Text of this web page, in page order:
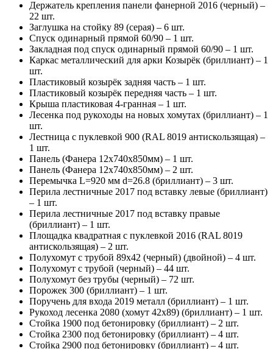
Держатель крепления панели фанерной 2016 (черный) –
22 шт.
Заглушка на стойку 89 (серая) – 6 шт.
Спуск одинарный прямой 60/90 – 1 шт.
Закладная под спуск одинарный прямой 60/90 – 1 шт.
Каркас металлический для арки Козырёк (бриллиант) – 1
шт.
Пластиковый козырёк задняя часть – 1 шт.
Пластиковый козырёк передняя часть – 1 шт.
Крыша пластиковая 4-гранная – 1 шт.
Лесенка под рукоходы на новых хомутах (бриллиант) – 1
шт.
Лестница с пуклевкой 900 (RAL 8019 антискользящая) –
1 шт.
Панель (Фанера 12х740х850мм) – 1 шт.
Панель (Фанера 12х740х850мм) – 2 шт.
Перемычка L=920 мм d=26.8 (бриллиант) – 3 шт.
Перила лестничные 2017 под вставку левые (бриллиант)
– 1 шт.
Перила лестничные 2017 под вставку правые
(бриллиант) – 1 шт.
Площадка квадратная с пуклевкой 2016 (RAL 8019
антискользящая) – 2 шт.
Полухомут с трубой 89х42 (черный) (двойной) – 4 шт.
Полухомут с трубой (черный) – 44 шт.
Полухомут без трубы (черный) – 72 шт.
Порожек 300 (бриллиант) – 1 шт.
Поручень для входа 2019 металл (бриллиант) – 1 шт.
Рукоход лесенка 2080 (хомут 42х89) (бриллиант) – 1 шт.
Стойка 1900 под бетонировку (бриллиант) – 2 шт.
Стойка 2300 под бетонировку (бриллиант) – 4 шт.
Стойка 2900 под бетонировку (бриллиант) – 4 шт.